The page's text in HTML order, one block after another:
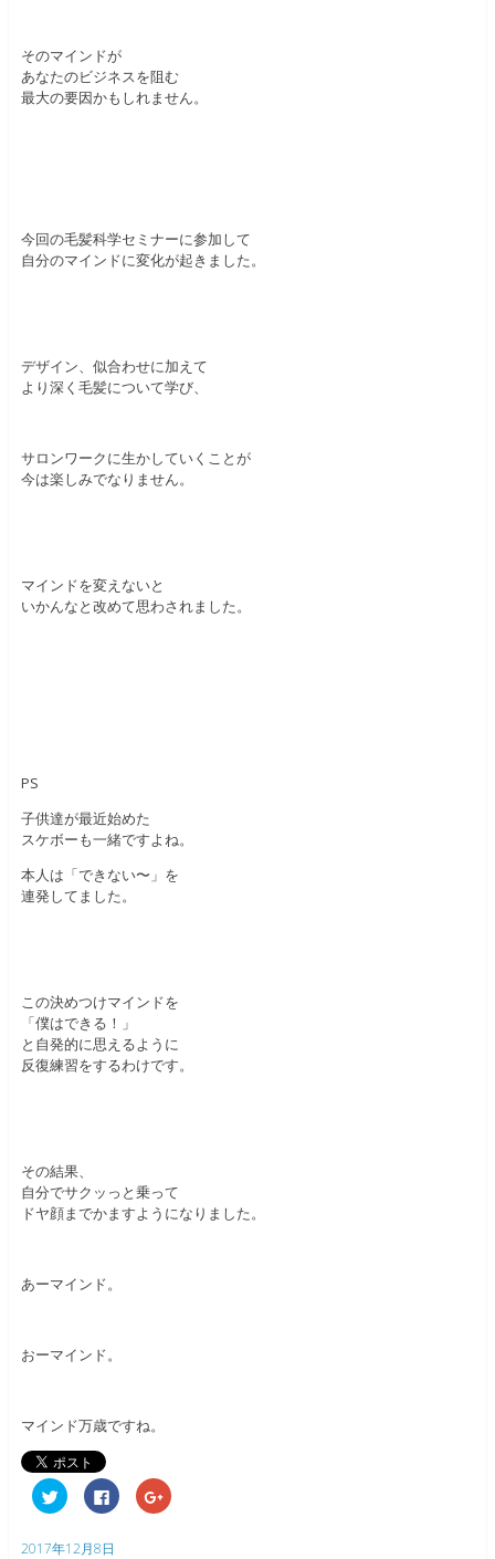
そのマインドが
あなたのビジネスを阻む
最大の要因かもしれません。
今回の毛髪科学セミナーに参加して
自分のマインドに変化が起きました。
デザイン、似合わせに加えて
より深く毛髪について学び、
サロンワークに生かしていくことが
今は楽しみでなりません。
マインドを変えないと
いかんなと改めて思わされました。
PS
子供達が最近始めた
スケボーも一緒ですよね。
本人は「できない〜」を
連発してました。
この決めつけマインドを
「僕はできる！」
と自発的に思えるように
反復練習をするわけです。
その結果、
自分でサクッっと乗って
ドヤ顔までかますようになりました。
あーマインド。
おーマインド。
マインド万歳ですね。
ク
リ
し
F
a
b
ク
リ
2017年12月8日